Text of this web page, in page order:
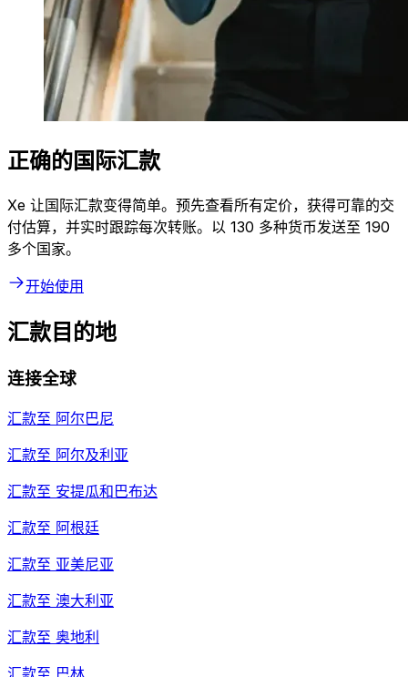
正确的国际汇款
Xe 让国际汇款变得简单。预先查看所有定价，获得可靠的交
付估算，并实时跟踪每次转账。以 130 多种货币发送至 190
多个国家。
开始使用
汇款目的地
连接全球
汇款至 阿尔巴尼
汇款至 阿尔及利亚
汇款至 安提瓜和巴布达
汇款至 阿根廷
汇款至 亚美尼亚
汇款至 澳大利亚
汇款至 奥地利
汇款至 巴林